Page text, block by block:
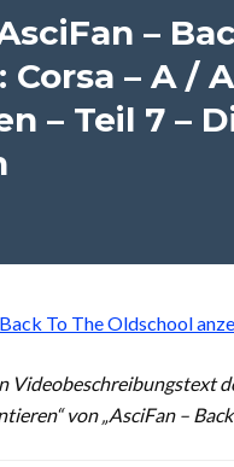
–
Corsa – A /
– Teil 7 –
To The Oldschool
Videobeschreibungstext
von „AsciFan –